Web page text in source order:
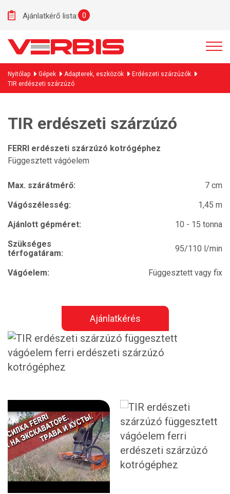
Ajánlatkérő lista: 0
Nyitólap Gépek Adapterek, eszközök
Erdészeti szárzúzók
TIR erdészeti szárzúzó
TIR erdészeti szárzúzó
FERRI erdészeti szárzúzó kotrógéphez
Függesztett vágóelem
Max. szárátmérő:
7 cm
Vágószélesség:
1,45 m
Ajánlott gépméret:
10 - 15 tonna
Szükséges
térfogatáram:
95/110 l/min
Vágóelem: Függesztett vagy fix
Ajánlatkérés